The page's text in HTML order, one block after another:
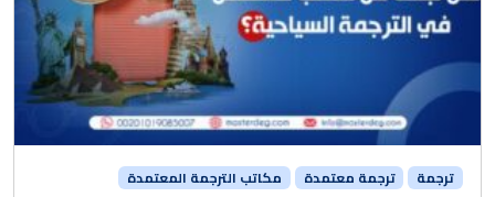
ترجمة ترجمة معتمدة مكاتب الترجمة المعتمدة